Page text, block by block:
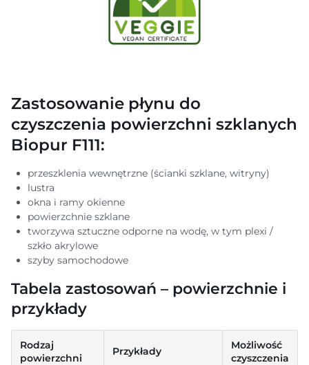
Zastosowanie płynu do
czyszczenia powierzchni szklanych
Biopur F111:
przeszklenia wewnętrzne (ścianki szklane, witryny)
lustra
okna i ramy okienne
powierzchnie szklane
tworzywa sztuczne odporne na wodę, w tym plexi /
szkło akrylowe
szyby samochodowe
Tabela zastosowań – powierzchnie i
przykłady
Rodzaj
powierzchni
Przykłady
Możliwość
czyszczenia